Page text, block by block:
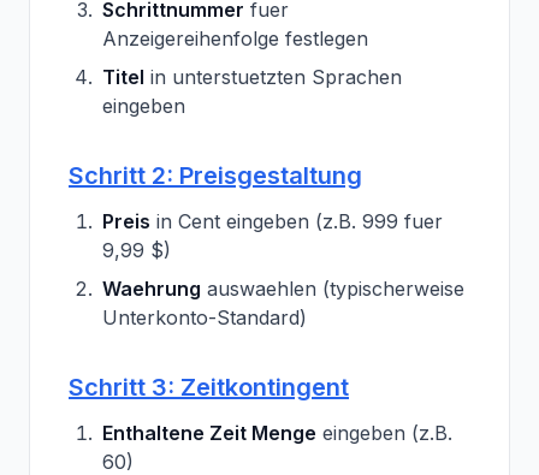
Schrittnummer fuer
Anzeigereihenfolge festlegen
Titel in unterstuetzten Sprachen
eingeben
Schritt 2: Preisgestaltung
Preis in Cent eingeben (z.B. 999 fuer
9,99 $)
Waehrung auswaehlen (typischerweise
Unterkonto-Standard)
Schritt 3: Zeitkontingent
Enthaltene Zeit Menge eingeben (z.B.
60)